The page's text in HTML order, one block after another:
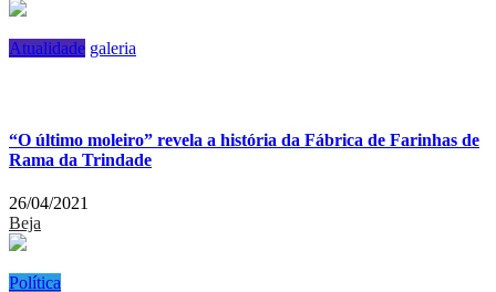
Atualidade galeria
“O último moleiro” revela a história da Fábrica de Farinhas de
Rama da Trindade
26/04/2021
Beja
Política